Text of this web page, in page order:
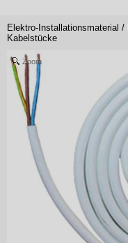
Elektro-Installationsmaterial /
Kabelstücke
Zoom